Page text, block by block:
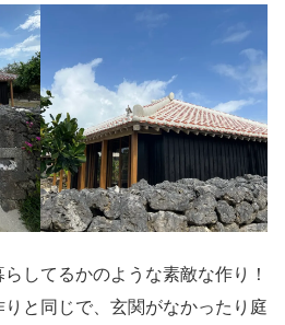
してるかのような素敵な作り！
と同じで、玄関がなかったり庭